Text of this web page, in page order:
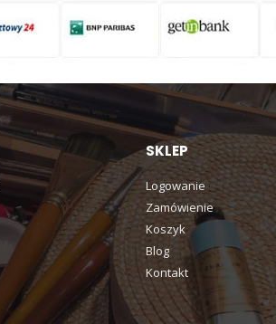
SKLEP
Logowanie
Zamówienie
Koszyk
Blog
Kontakt